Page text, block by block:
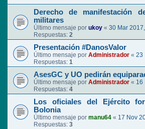
Derecho de manifestación
militares
Último mensaje por ukoy « 30 Mar
Respuestas: 2
Presentación #DanosValor
Último mensaje por Administrador « 23
Respuestas: 1
AsesGC y UO pedirán
Último mensaje por Administrador « 16
Respuestas: 4
Los oficiales del Ejército
Bolonia
Último mensaje por manu64 « 17 Nov
Respuestas: 3